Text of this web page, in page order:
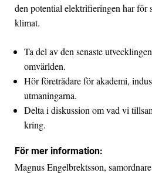
den potential elektrifieringen har för
klimat.
Ta del av den senaste
omvärlden.
Hör företrädare för akademi,
utmaningarna.
Delta i diskussion om vad vi
kring.
För mer information:
Magnus Engelbrektsson,